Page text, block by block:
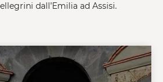
dall’Emilia ad Assisi.